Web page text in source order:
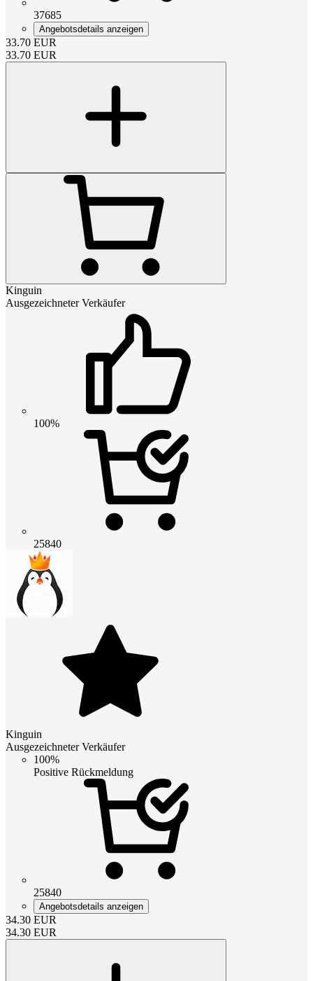
37685
Angebotsdetails anzeigen
33.70 EUR
33.70 EUR
Kinguin
Ausgezeichneter Verkäufer
100%
25840
Kinguin
Ausgezeichneter Verkäufer
100%
Positive Rückmeldung
25840
Angebotsdetails anzeigen
34.30 EUR
34.30 EUR